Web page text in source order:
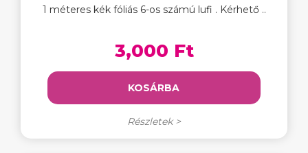
1 méteres kék fóliás 6-os számú lufi . Kérhető ..
3,000 Ft
KOSÁRBA
Részletek >